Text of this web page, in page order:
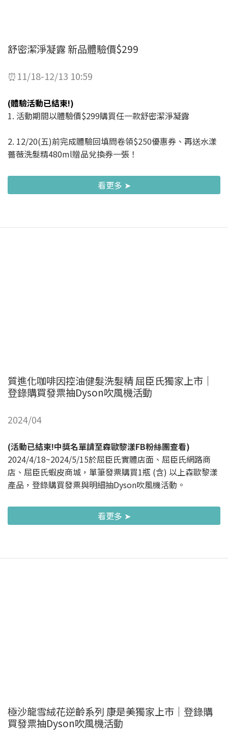
舒密潔淨凝露 新品體驗價$299
⏰11/18-12/13 10:59
(體驗活動已結束!)
1. 活動期間以體驗價$299購買任一款舒密潔淨凝露
2. 12/20(五)前完成體驗回填問卷領$250優惠券、再送水漾
薔薇洗髮精480ml贈品兌換券一張！
看更多 ➤
質進化咖啡因控油健髮洗髮精 屈臣氏獨家上市｜
登錄購買發票抽Dyson吹風機活動
2024/04
(活動已結束!中獎名單請至森歐黎漾FB粉絲團查看)
2024/4/18~2024/5/15於屈臣氏實體店面、屈臣氏網路商
店、屈臣氏蝦皮商城，單筆發票購買1瓶 (含) 以上森歐黎漾
產品，登錄購買發票與明細抽Dyson吹風機活動。
看更多 ➤
極沙龍雪絨花逆齡系列 康是美獨家上市｜登錄購
買發票抽Dyson吹風機活動